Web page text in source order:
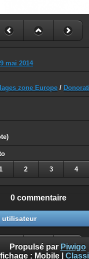
mai 2014
zone Europe /
2 3 4
0 commentaire
utilisateur
Propulsé par Piwigo
: Mobile